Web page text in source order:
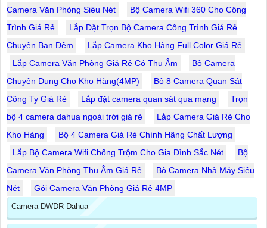
Camera Văn Phòng Siêu Nét
Bộ Camera Wifi 360 Cho Công
Trình Giá Rẻ
Lắp Đặt Trọn Bộ Camera Công Trình Giá Rẻ
Chuyên Ban Đêm
Lắp Camera Kho Hàng Full Color Giá Rẻ
Lắp Camera Văn Phòng Giá Rẻ Có Thu Âm
Bộ Camera
Chuyên Dụng Cho Kho Hàng(4MP)
Bộ 8 Camera Quan Sát
Công Ty Giá Rẻ
Lắp đặt camera quan sát qua mạng
Trọn
bộ 4 camera dahua ngoài trời giá rẻ
Lắp Camera Giá Rẻ Cho
Kho Hàng
Bộ 4 Camera Giá Rẻ Chính Hãng Chất Lượng
Lắp Bộ Camera Wifi Chống Trộm Cho Gia Đình Sắc Nét
Bộ
Camera Văn Phòng Thu Âm Giá Rẻ
Bộ Camera Nhà Máy Siêu
Nét
Gói Camera Văn Phòng Giá Rẻ 4MP
Camera DWDR Dahua